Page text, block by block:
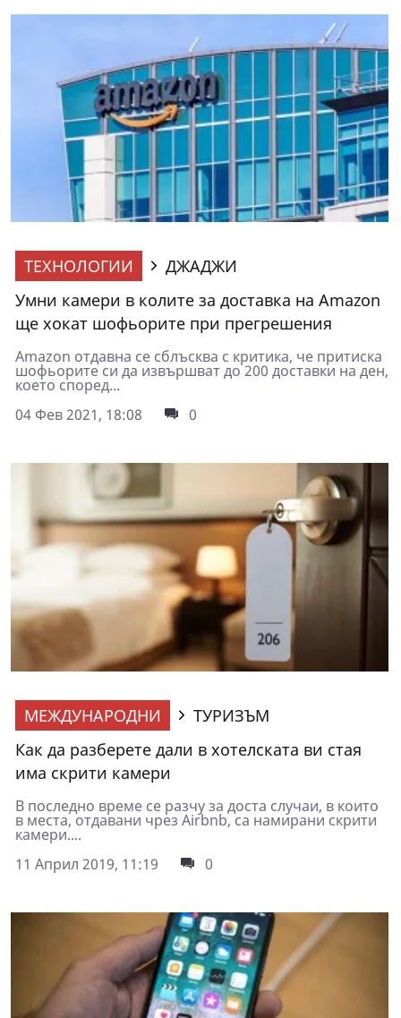
ТЕХНОЛОГИИ
ДЖАДЖИ
Умни камери в колите за доставка на Amazon
ще хокат шофьорите при прегрешения
Amazon отдавна се сблъсква с критика, че притиска
шофьорите си да извършват до 200 доставки на ден,
което според...
04 Фев 2021, 18:08
0
МЕЖДУНАРОДНИ
ТУРИЗЪМ
Как да разберете дали в хотелската ви стая
има скрити камери
В последно време се разчу за доста случаи, в които
в места, отдавани чрез Airbnb, са намирани скрити
камери....
11 Април 2019, 11:19
0